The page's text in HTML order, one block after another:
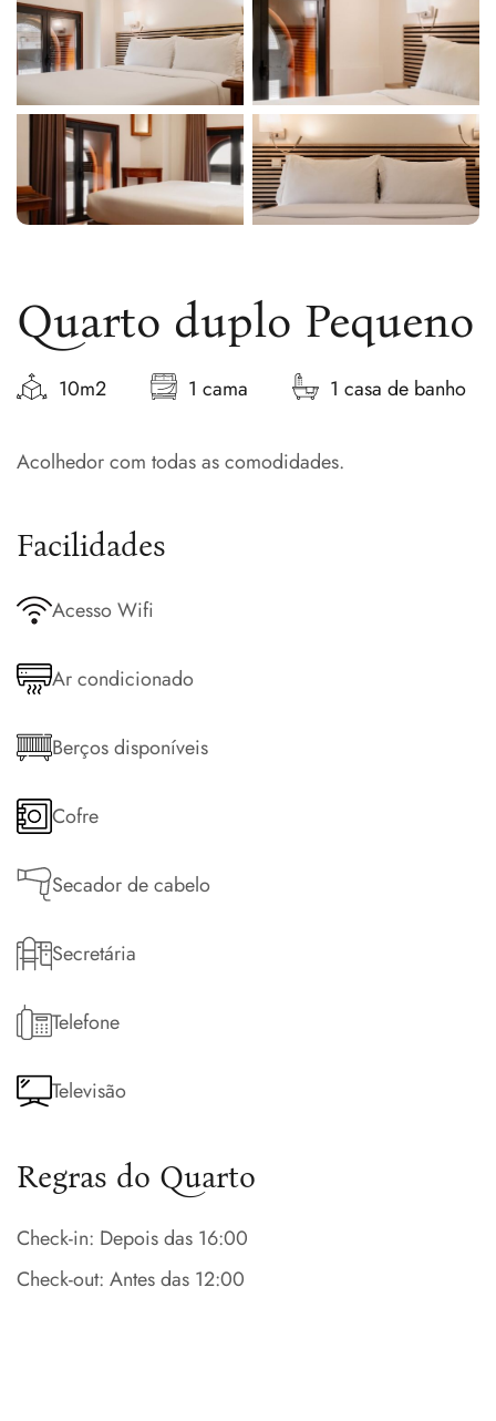
Quarto duplo Pequeno
10m2 1 cama 1 casa de banho
Acolhedor com todas as comodidades.
Facilidades
Acesso Wifi
Ar condicionado
Berços disponíveis
Cofre
Secador de cabelo
Secretária
Telefone
Televisão
Regras do Quarto
Check-in: Depois das 16:00
Check-out: Antes das 12:00